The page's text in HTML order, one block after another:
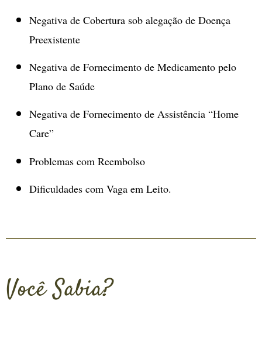
Negativa de Cobertura sob alegação de Doença
Preexistente
Negativa de Fornecimento de Medicamento pelo
Plano de Saúde
Negativa de Fornecimento de Assistência “Home
Care”
Problemas com Reembolso
Dificuldades com Vaga em Leito.
Você Sabia?